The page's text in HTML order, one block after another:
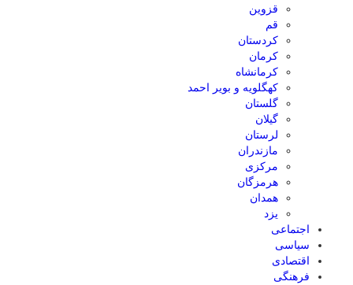
قزوین
قم
کردستان
کرمان
کرمانشاه
کهگلویه و بویر احمد
گلستان
گیلان
لرستان
مازندران
مرکزی
هرمزگان
همدان
یزد
اجتماعی
سیاسی
اقتصادی
فرهنگی